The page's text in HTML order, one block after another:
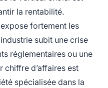
la rentabilité.
expose fortement les
subit une crise
réglementaires ou une
d’affaires est
spécialisée dans la